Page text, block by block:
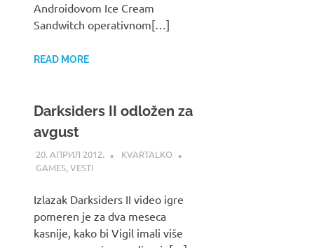
Androidovom Ice Cream
Sandwitch operativnom[…]
READ MORE
Darksiders II odložen za
avgust
20. АПРИЛ 2012.
KVARTALKO
GAMES,VESTI
Izlazak Darksiders II video igre
pomeren je za dva meseca
kasnije, kako bi Vigil imali više